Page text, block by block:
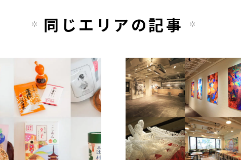
同じエリアの記事